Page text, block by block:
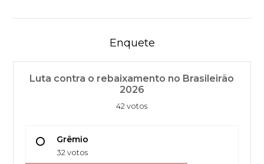
Enquete
Luta contra o rebaixamento no Brasileirão
2026
42 votos
Grêmio
32 votos